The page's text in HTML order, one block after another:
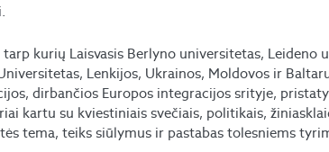
kurių Laisvasis Berlyno universitetas, Leideno
Lenkijos, Ukrainos, Moldovos ir
dirbančios Europos integracijos srityje,
kartu su kviestiniais svečiais, politikais,
tema, teiks siūlymus ir pastabas tolesniems